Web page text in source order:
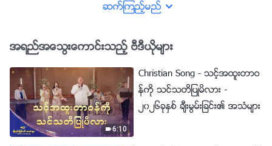
ဆက္ၾကည့္မည္
အရည္အေသြးေကာင္းသည့္ ဗီဒီယိုမ်ား
6:10
Christian Song - သင့္အထူးတာဝ
န္ကို သင္သတိျပဳမိလား -
၂၀၂၆ခုႏွစ္ ခ်ီးမြမ္းျခင္း၏ အသံမ်ား